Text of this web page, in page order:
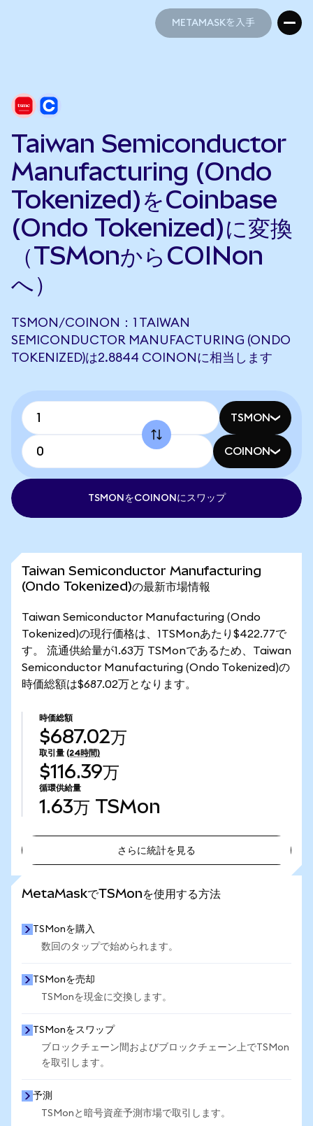
METAMASKを入手
Taiwan Semiconductor
Manufacturing (Ondo
Tokenized)をCoinbase
(Ondo Tokenized)に変換
（TSMonからCOINon
へ）
TSMON/COINON：1 TAIWAN
SEMICONDUCTOR MANUFACTURING (ONDO
TOKENIZED)は2.8844 COINONに相当します
TSMON
COINON
TSMONをCOINONにスワップ
Taiwan Semiconductor Manufacturing
(Ondo Tokenized)の最新市場情報
Taiwan Semiconductor Manufacturing (Ondo
Tokenized)の現行価格は、1TSMonあたり$422.77で
す。 流通供給量が1.63万 TSMonであるため、Taiwan
Semiconductor Manufacturing (Ondo Tokenized)の
時価総額は$687.02万となります。
時価総額
$687.02万
取引量 (24時間)
$116.39万
循環供給量
1.63万 TSMon
さらに統計を見る
MetaMaskでTSMonを使用する方法
TSMonを購入
数回のタップで始められます。
TSMonを売却
TSMonを現金に交換します。
TSMonをスワップ
ブロックチェーン間およびブロックチェーン上でTSMon
を取引します。
予測
TSMonと暗号資産予測市場で取引します。